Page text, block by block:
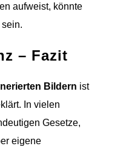
aufweist, könnte
– Fazit
Bildern ist
In vielen
Gesetze,
eigene